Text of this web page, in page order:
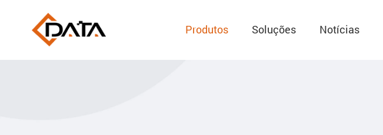
Produtos Soluções Notícias